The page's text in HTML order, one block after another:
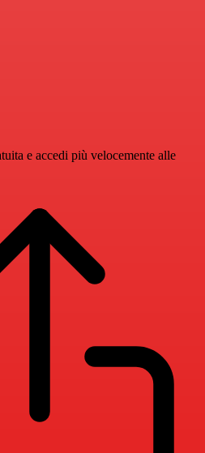
e accedi più velocemente alle